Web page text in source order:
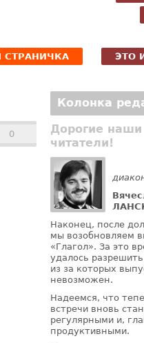
ЭТО
СТРАНИЧКА
0
Колонка
Дорогие наши
читатели!
Наконец, после
мы возобновляем
«Глагол». За это
удалось
из за которых
невозможен.
Надеемся, что
встречи вновь
регулярными и,
продуктивными.